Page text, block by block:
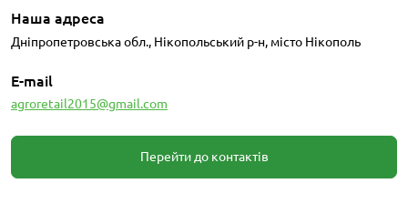
Наша адреса
Дніпропетровська обл., Нікопольський р-н, місто Нікополь
E-mail
agroretail2015@gmail.com
Перейти до контактів